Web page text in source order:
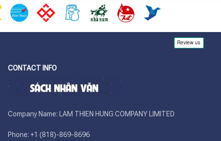
CONTACT INFO
Company Name: LAM THIEN HUNG COMPANY LIMITED
Phone: +1 (818)-869-8696